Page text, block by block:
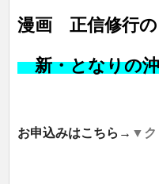
漫画 正信修行の
新・となりの
お申込みはこちら→ ▼ク